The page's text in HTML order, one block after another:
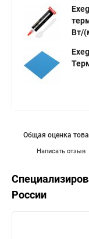
Вт/
Написать отзыв
Общая оценка
России